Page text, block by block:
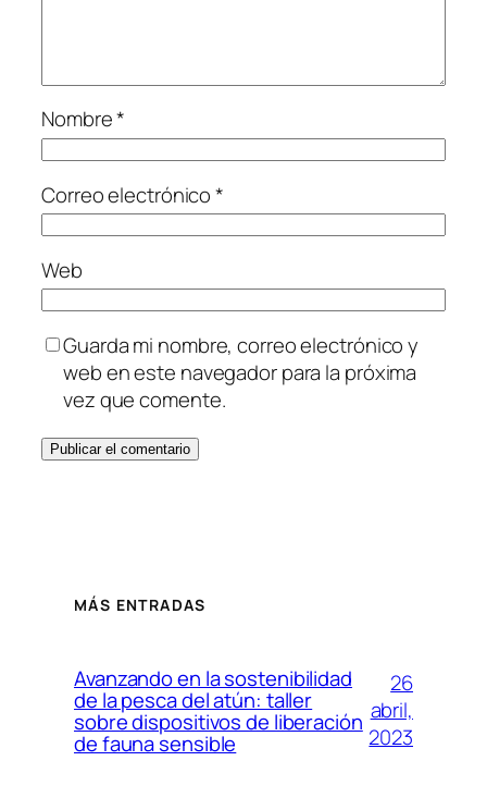
Nombre*
Correo electrónico*
Web
Guarda mi nombre, correo electrónico y
web en este navegador para la próxima
vez que comente.
MÁS ENTRADAS
Avanzando en la sostenibilidad
de la pesca del atún: taller
sobre dispositivos de liberación
de fauna sensible
26
abril,
2023